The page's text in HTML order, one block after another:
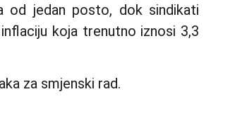
od jedan posto, dok sindikati
koja trenutno iznosi 3,3
za smjenski rad.